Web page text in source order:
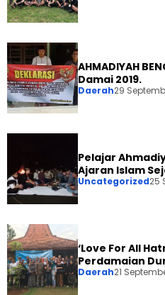
AHMADIYAH
Damai 2019.
Daerah29
Pelajar
Ajaran Islam
Uncategorized25
‘Love For All
Perdamaian
Daerah21